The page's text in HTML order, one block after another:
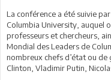
La conférence a été suivie
Columbia University, auquel
professeurs et chercheurs,
Mondial des Leaders de
nombreux chefs d’état ou
Clinton, Vladimir Putin,